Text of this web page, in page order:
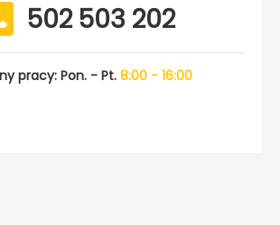
502 503 202
pracy: Pon. - Pt. 8:00 - 16:00